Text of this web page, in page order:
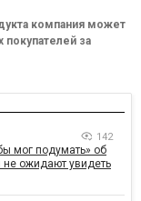
компания может
покупателей за
142
мог подумать» об
не ожидают увидеть